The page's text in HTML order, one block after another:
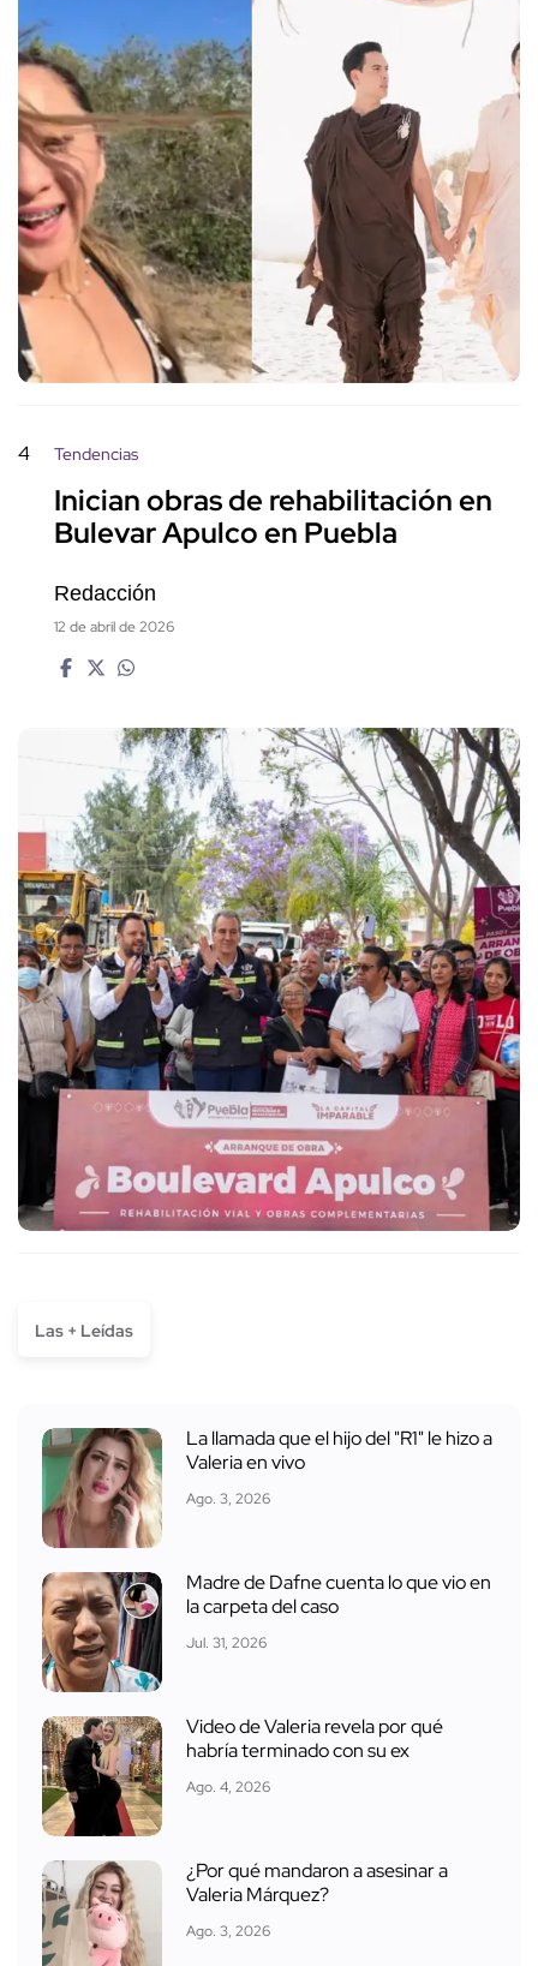
4 Tendencias
Inician obras de rehabilitación en
Bulevar Apulco en Puebla
Redacción
12 de abril de 2026
Las + Leídas
La llamada que el hijo del "R1" le hizo a
Valeria en vivo
Ago. 3, 2026
Madre de Dafne cuenta lo que vio en
la carpeta del caso
Jul. 31, 2026
Video de Valeria revela por qué
habría terminado con su ex
Ago. 4, 2026
¿Por qué mandaron a asesinar a
Valeria Márquez?
Ago. 3, 2026